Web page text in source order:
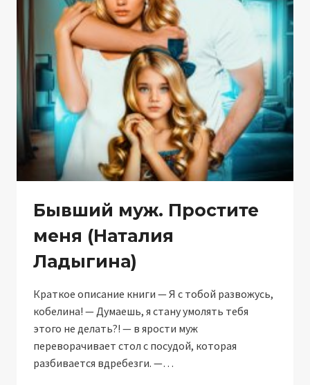
ЛАДЫГИНА)
Бывший муж. Простите
меня (Наталия
Ладыгина)
Краткое описание книги — Я с тобой развожусь,
кобелина! — Думаешь, я стану умолять тебя
этого не делать?! — в ярости муж
переворачивает стол с посудой, которая
разбивается вдребезги. —…